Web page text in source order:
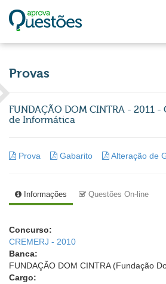
Provas
FUNDAÇÃO DOM CINTRA - 2011 -
de Informática
Prova Gabarito Alteração de
Informações Questões On-line
Concurso:
CREMERJ - 2010
Banca:
FUNDAÇÃO DOM CINTRA (Fundação
Cargo: